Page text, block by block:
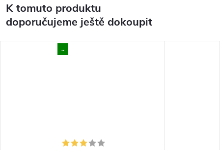
K tomuto produktu
doporučujeme ještě dokoupit
..